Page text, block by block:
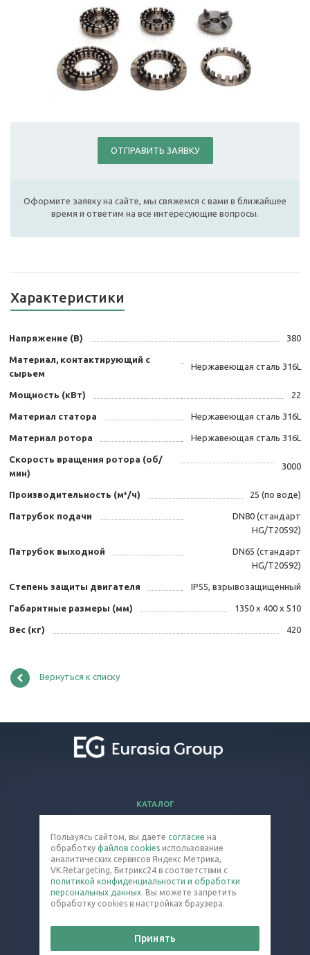
ОТПРАВИТЬ ЗАЯВКУ
Оформите заявку на сайте, мы свяжемся с вами в ближайшее
время и ответим на все интересующие вопросы.
Характеристики
Напряжение (В) 380
Материал, контактирующий с
сырьем
Нержавеющая сталь 316L
Мощность (кВт) 22
Материал статора Нержавеющая сталь 316L
Материал ротора Нержавеющая сталь 316L
Скорость вращения ротора (об/
мин)
3000
Производительность (м³/ч) 25 (по воде)
Патрубок подачи
DN80 (стандарт
HG/T20592)
Патрубок выходной
DN65 (стандарт
HG/T20592)
Степень защиты двигателя IP55, взрывозащищенный
Габаритные размеры (мм) 1350 х 400 х 510
Вес (кг) 420
Вернуться к списку
© 2026 Все права защищены.
КАТАЛОГ
КОМПАНИЯ
КОНТАКТЫ
8 (800) 301-33-40
colloid@eq-mail.ru
Пользуясь сайтом, вы даете согласие на
обработку файлов cookies использование
аналитических сервисов Яндекс Метрика,
VK.Retargeting, Битрикс24 в соответствии с
политикой конфиденциальности и обработки
персональных данных. Вы можете запретить
обработку cookies в настройках браузера.
Принять